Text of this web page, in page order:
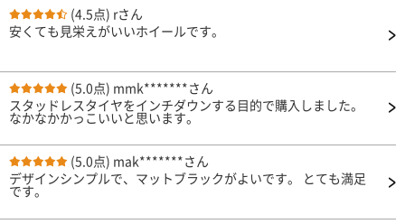
(4.5点) rさん
安くても見栄えがいいホイールです。
(5.0点) mmk*******さん
スタッドレスタイヤをインチダウンする目的で購入しました。
なかなかかっこいいと思います。
(5.0点) mak*******さん
デザインシンプルで、マットブラックがよいです。 とても満足
です。